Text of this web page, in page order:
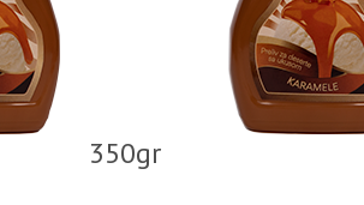
350gr